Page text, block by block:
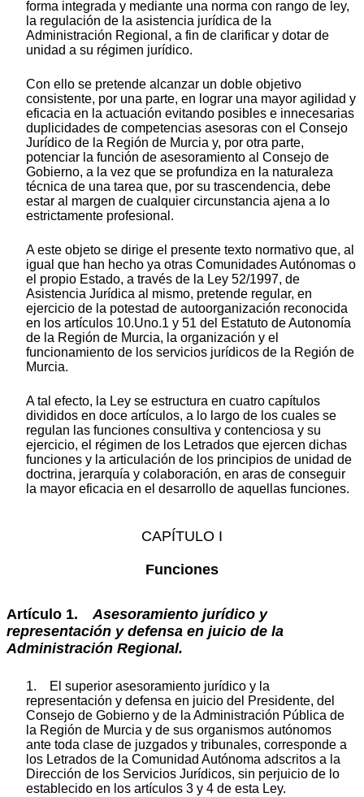
forma integrada y mediante una norma con rango de ley,
la regulación de la asistencia jurídica de la
Administración Regional, a fin de clarificar y dotar de
unidad a su régimen jurídico.
Con ello se pretende alcanzar un doble objetivo
consistente, por una parte, en lograr una mayor agilidad y
eficacia en la actuación evitando posibles e innecesarias
duplicidades de competencias asesoras con el Consejo
Jurídico de la Región de Murcia y, por otra parte,
potenciar la función de asesoramiento al Consejo de
Gobierno, a la vez que se profundiza en la naturaleza
técnica de una tarea que, por su trascendencia, debe
estar al margen de cualquier circunstancia ajena a lo
estrictamente profesional.
A este objeto se dirige el presente texto normativo que, al
igual que han hecho ya otras Comunidades Autónomas o
el propio Estado, a través de la Ley 52/1997, de
Asistencia Jurídica al mismo, pretende regular, en
ejercicio de la potestad de autoorganización reconocida
en los artículos 10.Uno.1 y 51 del Estatuto de Autonomía
de la Región de Murcia, la organización y el
funcionamiento de los servicios jurídicos de la Región de
Murcia.
A tal efecto, la Ley se estructura en cuatro capítulos
divididos en doce artículos, a lo largo de los cuales se
regulan las funciones consultiva y contenciosa y su
ejercicio, el régimen de los Letrados que ejercen dichas
funciones y la articulación de los principios de unidad de
doctrina, jerarquía y colaboración, en aras de conseguir
la mayor eficacia en el desarrollo de aquellas funciones.
CAPÍTULO I
Funciones
Artículo 1. Asesoramiento jurídico y
representación y defensa en juicio de la
Administración Regional.
1. El superior asesoramiento jurídico y la
representación y defensa en juicio del Presidente, del
Consejo de Gobierno y de la Administración Pública de
la Región de Murcia y de sus organismos autónomos
ante toda clase de juzgados y tribunales, corresponde a
los Letrados de la Comunidad Autónoma adscritos a la
Dirección de los Servicios Jurídicos, sin perjuicio de lo
establecido en los artículos 3 y 4 de esta Ley.